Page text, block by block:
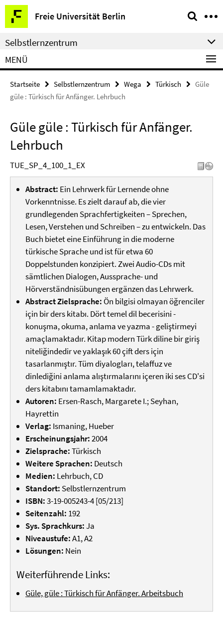
Springe
direkt
zu
Inhalt
Freie Universität Berlin
Service-
Navigation
Selbstlernzentrum
MENÜ
Startseite Selbstlernzentrum Wega Türkisch
Güle
güle : Türkisch für Anfänger. Lehrbuch
Güle güle : Türkisch für Anfänger.
Lehrbuch
TUE_SP_4_100_1_EX
Abstract: Ein Lehrwerk für Lernende ohne
Vorkenntnisse. Es zielt darauf ab, die vier
grundlegenden Sprachfertigkeiten – Sprechen,
Lesen, Verstehen und Schreiben – zu entwickeln. Das
Buch bietet eine Einführung in die moderne
türkische Sprache und ist für etwa 60
Doppelstunden konzipiert. Zwei Audio-CDs mit
sämtlichen Dialogen, Aussprache- und
Hörverständnisübungen ergänzen das Lehrwerk.
Abstract Zielsprache: Ön bilgisi olmayan öğrenciler
için bir ders kitabı. Dört temel dil becerisini -
konuşma, okuma, anlama ve yazma - geliştirmeyi
amaçlamaktadır. Kitap modern Türk diline bir giriş
niteliğindedir ve yaklaşık 60 çift ders için
tasarlanmıştır. Tüm diyalogları, telaffuz ve
dinlediğini anlama alıştırmalarını içeren iki ses CD'si
ders kitabını tamamlamaktadır.
Autoren: Ersen-Rasch, Margarete I.; Seyhan,
Hayrettin
Verlag: Ismaning, Hueber
Erscheinungsjahr:2004
Zielsprache:Türkisch
Weitere Sprachen: Deutsch
Medien: Lehrbuch, CD
Standort: Selbstlernzentrum
ISBN:3-19-005243-4 [05/213]
Seitenzahl: 192
Sys. Sprachkurs:Ja
Niveaustufe:A1, A2
Lösungen: Nein
Weiterführende Links:
Güle, güle : Türkisch für Anfänger. Arbeitsbuch